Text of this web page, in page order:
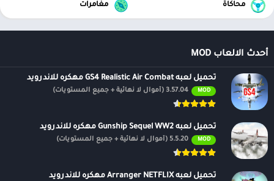
محاكاة مغامرات
أحدث الالعاب MOD
تحميل لعبه GS4 Realistic Air Combat مهكره للاندرويد
MOD 3.57.04 (أموال لا نهائية + جميع المستويات)
تحميل لعبه Gunship Sequel WW2 مهكره للاندرويد
MOD 5.5.20 (أموال لا نهائية + جميع المستويات)
تحميل لعبه Arranger NETFLIX مهكره للاندرويد